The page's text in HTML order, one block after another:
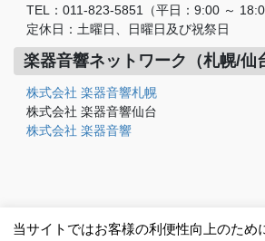
TEL：011-823-5851（平日：9:00 ～
定休日：土曜日、日曜日及び祝祭日
楽器音響ネットワーク（札幌/仙
株式会社 楽器音響札幌
株式会社 楽器音響仙台
株式会社 楽器音響
当サイトではお客様の利便性向上のため